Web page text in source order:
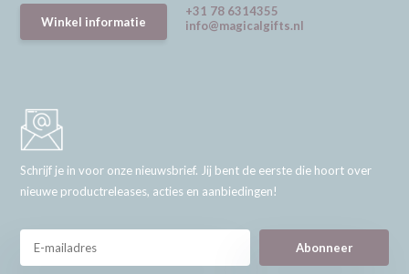
Winkel informatie
+31 78 6314355
info@magicalgifts.nl
Schrijf je in voor onze nieuwsbrief. Jij bent de eerste die hoort over
nieuwe productreleases, acties en aanbiedingen!
Abonneer